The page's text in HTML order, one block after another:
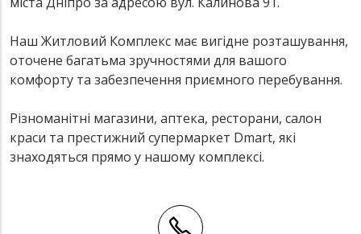
Наш Житловий Комплекс має вигідне розташування,
оточене багатьма зручностями для вашого
комфорту та забезпечення приємного перебування.
Різноманітні магазини, аптека, ресторани, салон
краси та престижний супермаркет Dmart, які
знаходяться прямо у нашому комплексі.